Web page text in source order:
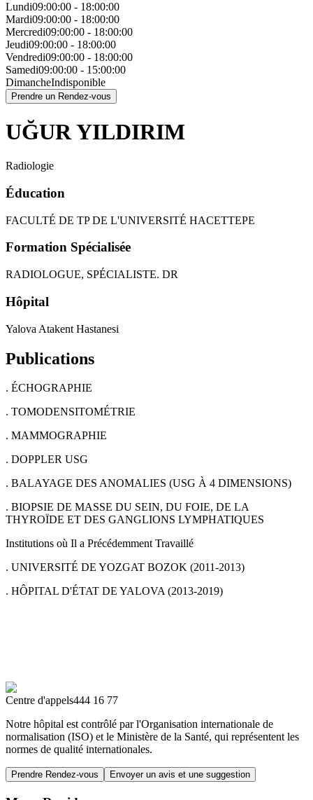
Lundi09:00:00 - 18:00:00
Mardi09:00:00 - 18:00:00
Mercredi09:00:00 - 18:00:00
Jeudi09:00:00 - 18:00:00
Vendredi09:00:00 - 18:00:00
Samedi09:00:00 - 15:00:00
DimancheIndisponible
Prendre un Rendez-vous
UĞUR YILDIRIM
Radiologie
Éducation
FACULTÉ DE TP DE L'UNIVERSITÉ HACETTEPE
Formation Spécialisée
RADIOLOGUE, SPÉCIALISTE. DR
Hôpital
Yalova Atakent Hastanesi
Publications
. ÉCHOGRAPHIE
. TOMODENSITOMÉTRIE
. MAMMOGRAPHIE
. DOPPLER USG
. BALAYAGE DES ANOMALIES (USG À 4 DIMENSIONS)
. BIOPSIE DE MASSE DU SEIN, DU FOIE, DE LA
THYROÏDE ET DES GANGLIONS LYMPHATIQUES
Institutions où Il a Précédemment Travaillé
. UNIVERSITÉ DE YOZGAT BOZOK (2011-2013)
. HÔPITAL D'ÉTAT DE YALOVA (2013-2019)
Centre d'appels444 16 77
Notre hôpital est contrôlé par l'Organisation internationale de
normalisation (ISO) et le Ministère de la Santé, qui représentent les
normes de qualité internationales.
Prendre Rendez-vous Envoyer un avis et une suggestion